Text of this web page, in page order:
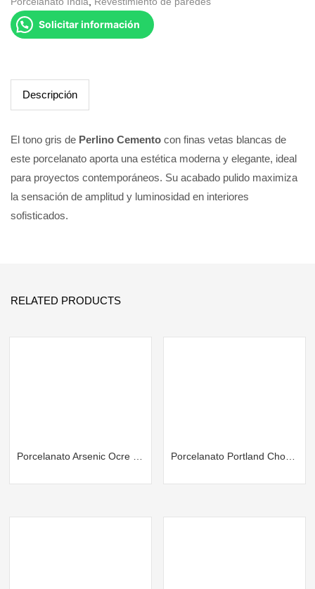
Solicitar información
Descripción
El tono gris de Perlino Cemento con finas vetas blancas de
este porcelanato aporta una estética moderna y elegante, ideal
para proyectos contemporáneos. Su acabado pulido maximiza
la sensación de amplitud y luminosidad en interiores
sofisticados.
RELATED PRODUCTS